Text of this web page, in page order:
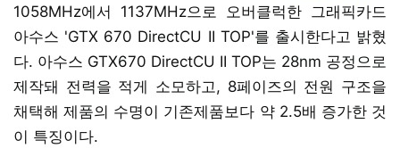
1058MHz에서 1137MHz으로 오버클럭한 그래픽카드
아수스 'GTX 670 DirectCU II TOP'를 출시한다고 밝혔
다. 아수스 GTX670 DirectCU II TOP는 28nm 공정으로
제작돼 전력을 적게 소모하고, 8페이즈의 전원 구조을
채택해 제품의 수명이 기존제품보다 약 2.5배 증가한 것
이 특징이다.